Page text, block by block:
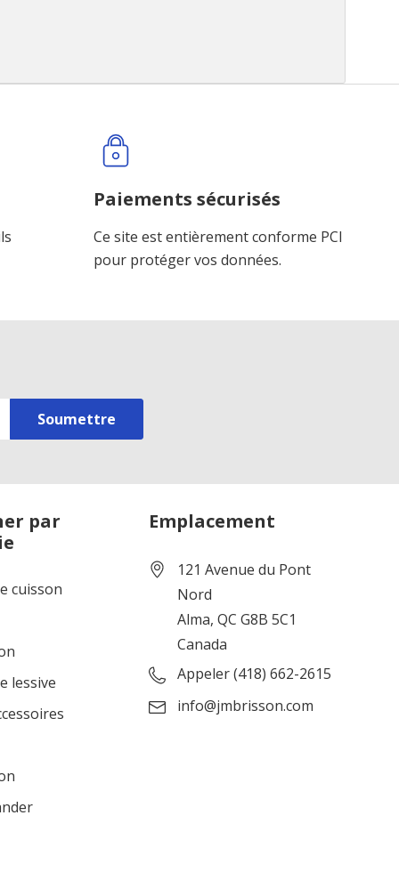
Paiements sécurisés
Ce site est entièrement conforme PCI
pour protéger vos données.
par
cuisson
lessive
Emplacement
121 Avenue du Pont
Nord
Alma, QC G8B 5C1
Canada
Appeler (418) 662-2615
info@jmbrisson.com